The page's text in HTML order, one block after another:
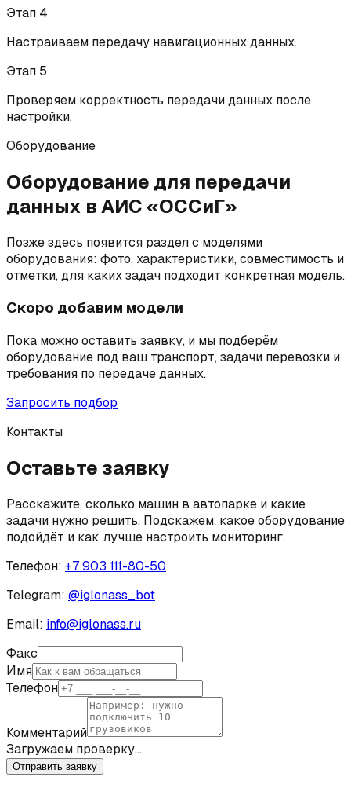
Этап 4
Настраиваем передачу навигационных данных.
Этап 5
Проверяем корректность передачи данных после
настройки.
Оборудование
Оборудование для передачи
данных в АИС «ОССиГ»
Позже здесь появится раздел с моделями
оборудования: фото, характеристики, совместимость и
отметки, для каких задач подходит конкретная модель.
Скоро добавим модели
Пока можно оставить заявку, и мы подберём
оборудование под ваш транспорт, задачи перевозки и
требования по передаче данных.
Запросить подбор
Контакты
Оставьте заявку
Расскажите, сколько машин в автопарке и какие
задачи нужно решить. Подскажем, какое оборудование
подойдёт и как лучше настроить мониторинг.
Телефон: +7 903 111-80-50
Telegram: @iglonass_bot
Email: info@iglonass.ru
Факс
Имя
Телефон
Комментарий
Загружаем проверку…
Отправить заявку